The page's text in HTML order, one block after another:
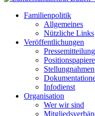
Familienpolitik
Allgemeines
Nützliche Links
Veröffentlichungen
Positionspapiere
Stellungnahmen
Infodienst
Organisation
Wer wir sind